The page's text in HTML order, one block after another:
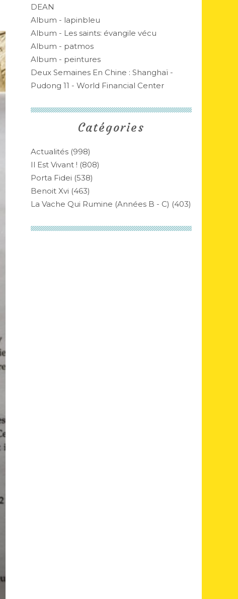
Catégories
Actualités (998)
Il Est Vivant ! (808)
Porta Fidei (538)
Benoit Xvi (463)
La Vache Qui Rumine (années B - C) (403)
DEAN
Album - lapinbleu
Album - Les saints: évangile vécu
Album - patmos
Album - peintures
Deux Semaines En Chine : Shanghaï -
Pudong 11 - World Financial Center